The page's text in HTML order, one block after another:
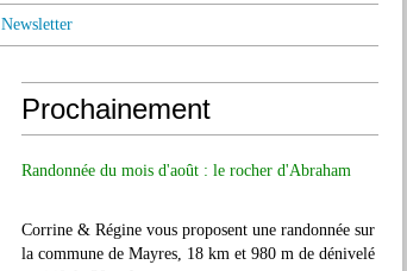
Newsletter
Prochainement
Randonnée du mois d'août : le rocher d'Abraham
Corrine & Régine vous proposent une randonnée sur
la commune de Mayres, 18 km et 980 m de dénivelé